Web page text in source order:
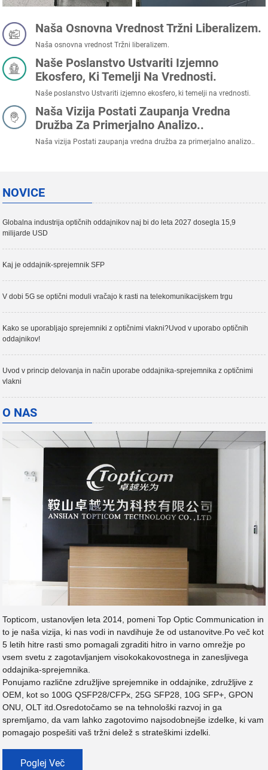
Naša Osnovna Vrednost Tržni Liberalizem.
Naša osnovna vrednost Tržni liberalizem.
Naše Poslanstvo Ustvariti Izjemno
Ekosfero, Ki Temelji Na Vrednosti.
Naše poslanstvo Ustvariti izjemno ekosfero, ki temelji na vrednosti.
Naša Vizija Postati Zaupanja Vredna
Družba Za Primerjalno Analizo..
Naša vizija Postati zaupanja vredna družba za primerjalno analizo..
NOVICE
Globalna industrija optičnih oddajnikov naj bi do leta 2027 dosegla 15,9
milijarde USD
Kaj je oddajnik-sprejemnik SFP
V dobi 5G se optični moduli vračajo k rasti na telekomunikacijskem trgu
Kako se uporabljajo sprejemniki z optičnimi vlakni?Uvod v uporabo optičnih
oddajnikov!
Uvod v princip delovanja in način uporabe oddajnika-sprejemnika z optičnimi
vlakni
O NAS
Topticom, ustanovljen leta 2014, pomeni Top Optic Communication in
to je naša vizija, ki nas vodi in navdihuje že od ustanovitve.Po več kot
5 letih hitre rasti smo pomagali zgraditi hitro in varno omrežje po
vsem svetu z zagotavljanjem visokokakovostnega in zanesljivega
oddajnika-sprejemnika.
Ponujamo različne združljive sprejemnike in oddajnike, združljive z
OEM, kot so 100G QSFP28/CFPx, 25G SFP28, 10G SFP+, GPON
ONU, OLT itd.Osredotočamo se na tehnološki razvoj in ga
spremljamo, da vam lahko zagotovimo najsodobnejše izdelke, ki vam
pomagajo pospešiti vaš tržni delež s strateškimi izdelki.
Poglej Več